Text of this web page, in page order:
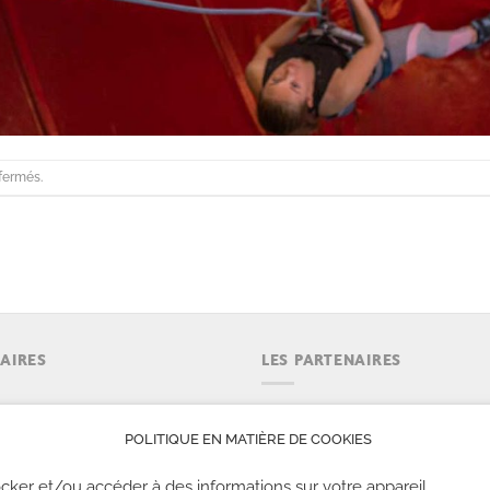
end : 09h30 à 22h00
LES PARTENAIRES
POLITIQUE EN MATIÈRE DE COOKIES
et/ou accéder à des informations sur votre appareil.